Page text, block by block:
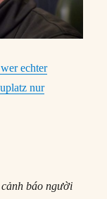
echter
nur
báo người